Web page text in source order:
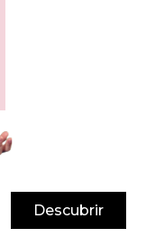
Descubrir